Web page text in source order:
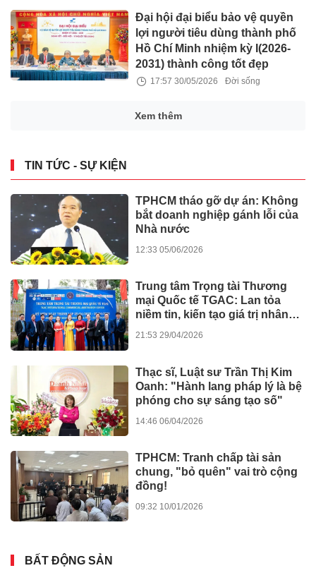
Đại hội đại biểu bảo vệ quyền
lợi người tiêu dùng thành phố
Hồ Chí Minh nhiệm kỳ I(2026-
2031) thành công tốt đẹp
17:57 30/05/2026 Đời sống
Xem thêm
TIN TỨC - SỰ KIỆN
TPHCM tháo gỡ dự án: Không
bắt doanh nghiệp gánh lỗi của
Nhà nước
12:33 05/06/2026
Trung tâm Trọng tài Thương
mại Quốc tế TGAC: Lan tỏa
niềm tin, kiến tạo giá trị nhân
21:53 29/04/2026
Thạc sĩ, Luật sư Trần Thị Kim
Oanh: "Hành lang pháp lý là bệ
phóng cho sự sáng tạo số"
14:46 06/04/2026
TPHCM: Tranh chấp tài sản
chung, "bỏ quên" vai trò cộng
đồng!
09:32 10/01/2026
BẤT ĐỘNG SẢN